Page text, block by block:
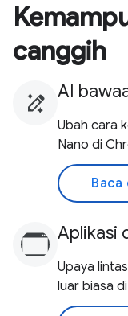
canggih
AI
Ubah cara
Nano di
Baca
Aplikasi
Upaya
luar biasa